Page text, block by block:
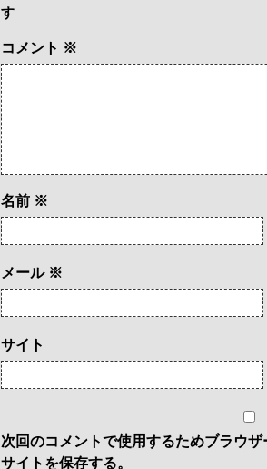
す
コメント ※
名前 ※
メール ※
サイト
次回のコメントで使用するためブラウザ
サイトを保存する。